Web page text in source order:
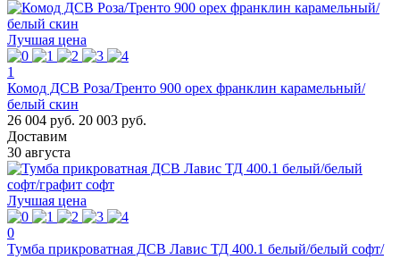
Лучшая цена
1
Комод ДСВ Роза/Тренто 900 орех франклин карамельный/
белый скин
26 004 руб. 20 003 руб.
Доставим
30 августа
Лучшая цена
0
Тумба прикроватная ДСВ Лавис ТД 400.1 белый/белый софт/